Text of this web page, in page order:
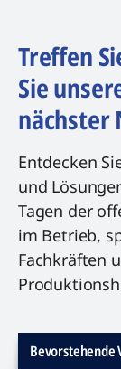
Treffen
Sie
nächster
Entdecken
und
Tagen der
im Betrieb,
Fachkräften
Bevorstehende